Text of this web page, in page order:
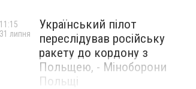
Український пілот
переслідував російську
ракету до кордону з
Польщею, - Міноборони
Польщі
11:15
31 липня